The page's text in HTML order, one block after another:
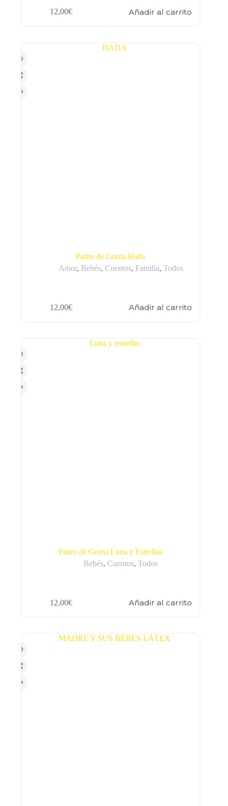
12,00€ Añadir al carrito
Patito de Goma Hada
Amor, Bebés, Cuentos, Familia, Todos
12,00€ Añadir al carrito
Patito de Goma Luna y Estrellas
Bebés,Cuentos,Todos
12,00€ Añadir al carrito